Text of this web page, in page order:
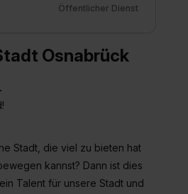
Öffentlicher Dienst
Osnabrück
Stadt, die viel zu bieten hat
kannst? Dann ist dies
Talent für unsere Stadt und